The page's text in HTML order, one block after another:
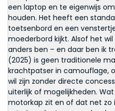
een laptop en te eigenwijs
houden. Het heeft een
toetsenbord en een
moederbord kijkt. Alsof het
anders ben – en daar ben ik
(2025) is geen traditionele
krachtpatser in camouflage,
wil zijn zonder directe
uiterlijk of mogelijkheden.
motorkap zit en of dat net zo